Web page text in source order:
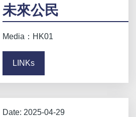
未來公民
Media：HK01
LINKs
Date: 2025-04-29